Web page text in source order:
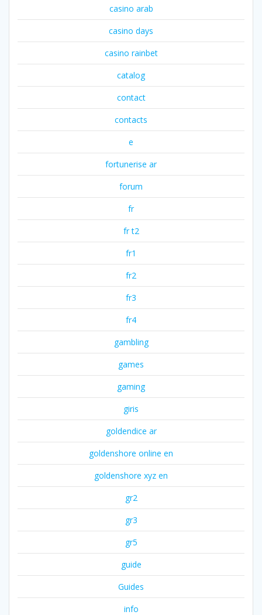
casino arab
casino days
casino rainbet
catalog
contact
contacts
e
fortunerise ar
forum
fr
fr t2
fr1
fr2
fr3
fr4
gambling
games
gaming
giris
goldendice ar
goldenshore online en
goldenshore xyz en
gr2
gr3
gr5
guide
Guides
info